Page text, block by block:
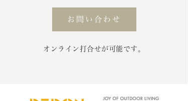
お問い合わせ
オンライン打合せが可能です。